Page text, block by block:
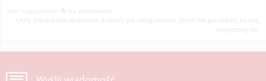
Ceny produktów widoczne dopiero po zalogowaniu. Jeżeli nie posiadasz konta,
zarejestruj się.